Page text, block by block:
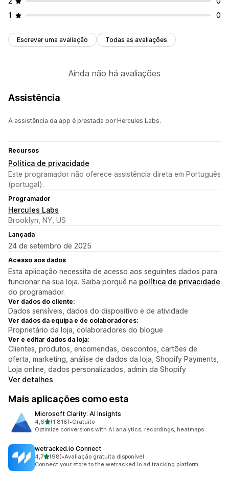
Imagens e relatórios
Exportação de dados
Análise do histórico
1
0
Escrever uma avaliação Todas as avaliações
Ainda não há avaliações
Assistência
A assistência da app é prestada por Hercules Labs.
Recursos
Política de privacidade
Este programador não oferece assistência direta em Português
(portugal).
Programador
Hercules Labs
Brooklyn, NY, US
Lançada
24 de setembro de 2025
Acesso aos dados
Esta aplicação necessita de acesso aos seguintes dados para
funcionar na sua loja. Saiba porquê na política de privacidade
do programador.
Ver dados do cliente:
Dados sensíveis, dados do dispositivo e de atividade
Ver dados da equipa e de colaboradores:
Proprietário da loja, colaboradores do blogue
Ver e editar dados da loja:
Clientes, produtos, encomendas, descontos, cartões de
oferta, marketing, análise de dados da loja, Shopify Payments,
Loja online, dados personalizados, admin da Shopify
Ver detalhes
Mais aplicações como esta
Microsoft Clarity: AI Insights
4,6de 5 estrelas
(1.818)
1818 total de avaliações
•Gratuito
Optimize conversions with AI analytics, recordings, heatmaps
wetracked.io Connect
4,7de 5 estrelas
(98)
98 total de avaliações
•Avaliação gratuita disponível
Connect your store to the wetracked.io ad tracking platform